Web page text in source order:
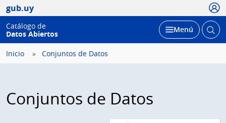
gub.uy
Catálogo de
Datos Abiertos
Desplegar
Menú Abrir
Inicio Conjuntos de Datos
Conjuntos de Datos